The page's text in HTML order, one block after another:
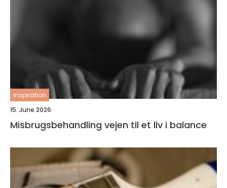
inspiration
15. June 2026
Misbrugsbehandling vejen til et liv i balance